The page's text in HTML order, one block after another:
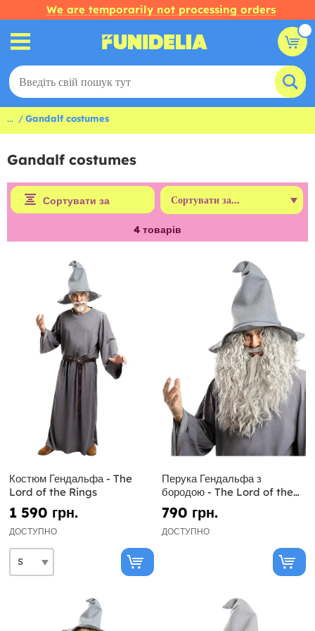
We are temporarily not processing orders
... Gandalf costumes
Gandalf costumes
Сортувати за
4 товарів
Костюм Гендальфа - The
Lord of the Rings
1 590 грн.
ДОСТУПНО
Перука Гендальфа з
бородою - The Lord of the
Rings
790 грн.
ДОСТУПНО